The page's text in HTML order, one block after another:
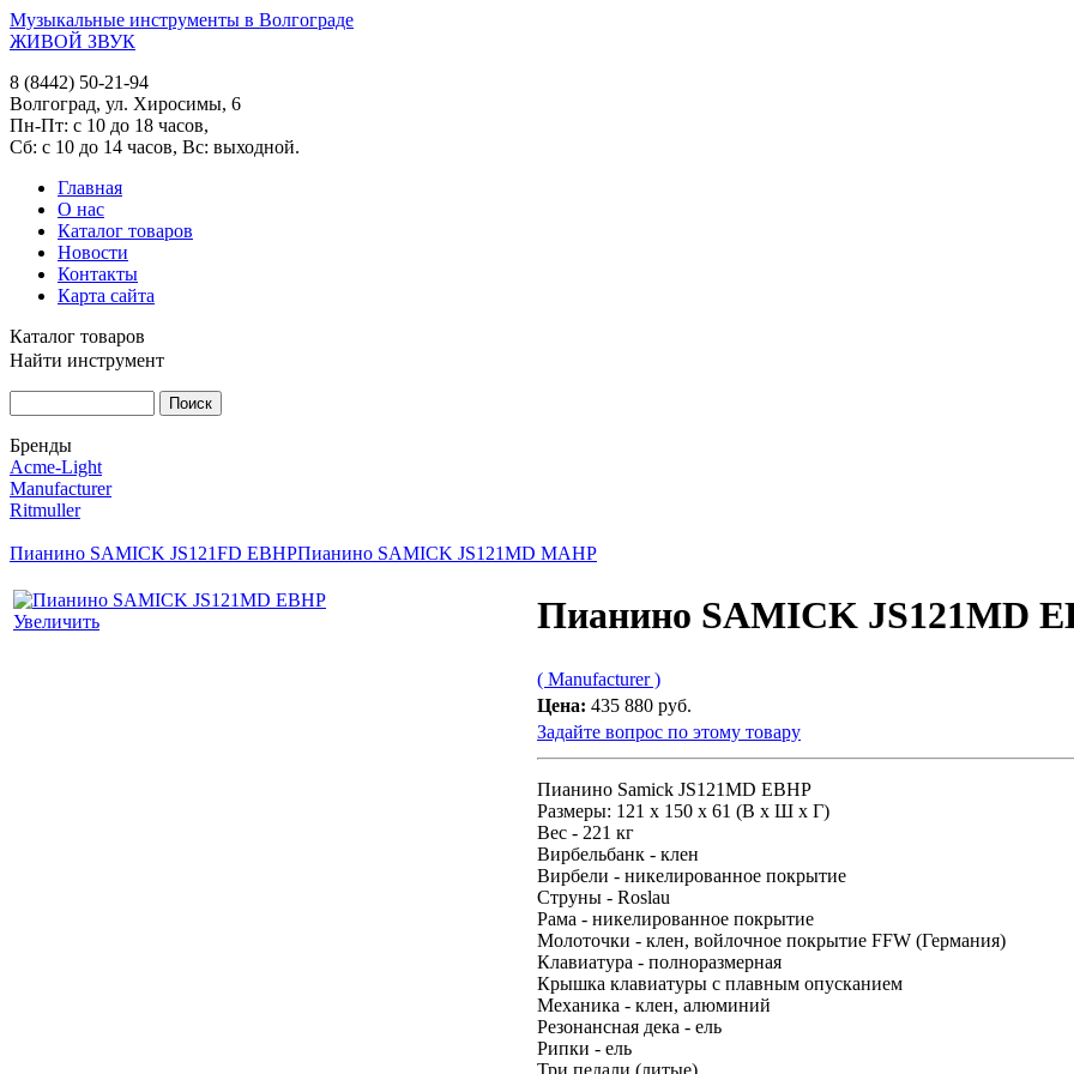
Музыкальные инструменты в Волгограде
ЖИВОЙ ЗВУК
8 (8442) 50-21-94
Волгоград, ул. Хиросимы, 6
Пн-Пт: с 10 до 18 часов,
Сб: с 10 до 14 часов, Вс: выходной.
Главная
О нас
Каталог товаров
Новости
Контакты
Карта сайта
Каталог товаров
Найти инструмент
Бренды
Acme-Light
Manufacturer
Ritmuller
Пианино SAMICK JS121FD EBHPПианино SAMICK JS121MD MAHP
Увеличить Пианино SAMICK JS121MD
( Manufacturer )
Цена: 435 880 руб.
Задайте вопрос по этому товару
Пианино Samick JS121MD EBHP
Размеры: 121 х 150 х 61 (В х Ш х Г)
Вес - 221 кг
Вирбельбанк - клен
Вирбели - никелированное покрытие
Струны - Roslau
Рама - никелированное покрытие
Молоточки - клен, войлочное покрытие FFW (Германия)
Клавиатура - полноразмерная
Крышка клавиатуры с плавным опусканием
Механика - клен, алюминий
Резонансная дека - ель
Рипки - ель
Три педали (литые)